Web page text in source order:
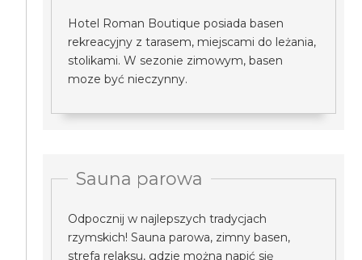
Hotel Roman Boutique posiada basen
rekreacyjny z tarasem, miejscami do leżania,
stolikami. W sezonie zimowym, basen
moze być nieczynny.
Sauna parowa
Odpocznij w najlepszych tradycjach
rzymskich! Sauna parowa, zimny basen,
strefa relaksu, gdzie można napić się